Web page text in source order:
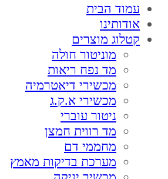
עמוד הבית
אודותינו
קטלוג מוצרים
מוניטור חולה
מד נפח ריאות
מכשירי דיאטרמיה
מכשירי א.ק.ג
ניטור עוברי
מד רווית חמצן
מחממי דם
מערכת בדיקות מאמץ